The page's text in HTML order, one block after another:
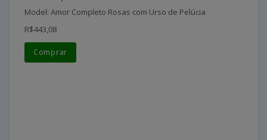
Model: Amor Completo Rosas com Urso de Pelúcia
R$443,08
Comprar